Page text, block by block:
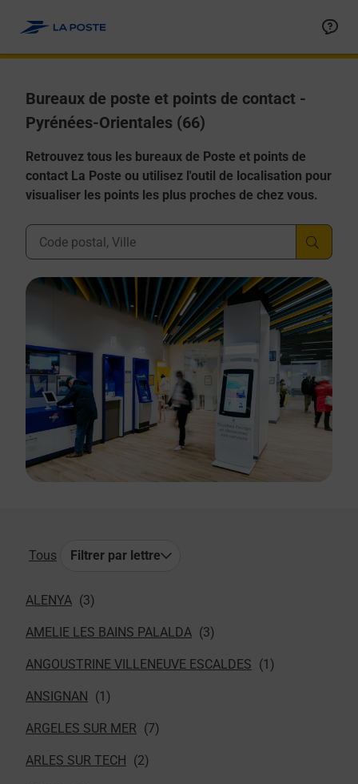
Bureaux de poste et points de contact -
Pyrénées-Orientales (66)
Retrouvez tous les bureaux de Poste et points de
contact La Poste ou utilisez l'outil de localisation pour
visualiser les points les plus proches de chez vous.
Ville, Département, Code Postal
Tous Filtrer par lettre
ALENYA
AMELIE LES BAINS PALALDA
ANGOUSTRINE VILLENEUVE ESCALDES
ANSIGNAN
ARGELES SUR MER
ARLES SUR TECH